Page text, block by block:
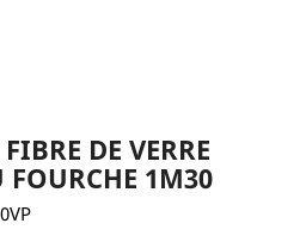
DE VERRE
FOURCHE 1M30